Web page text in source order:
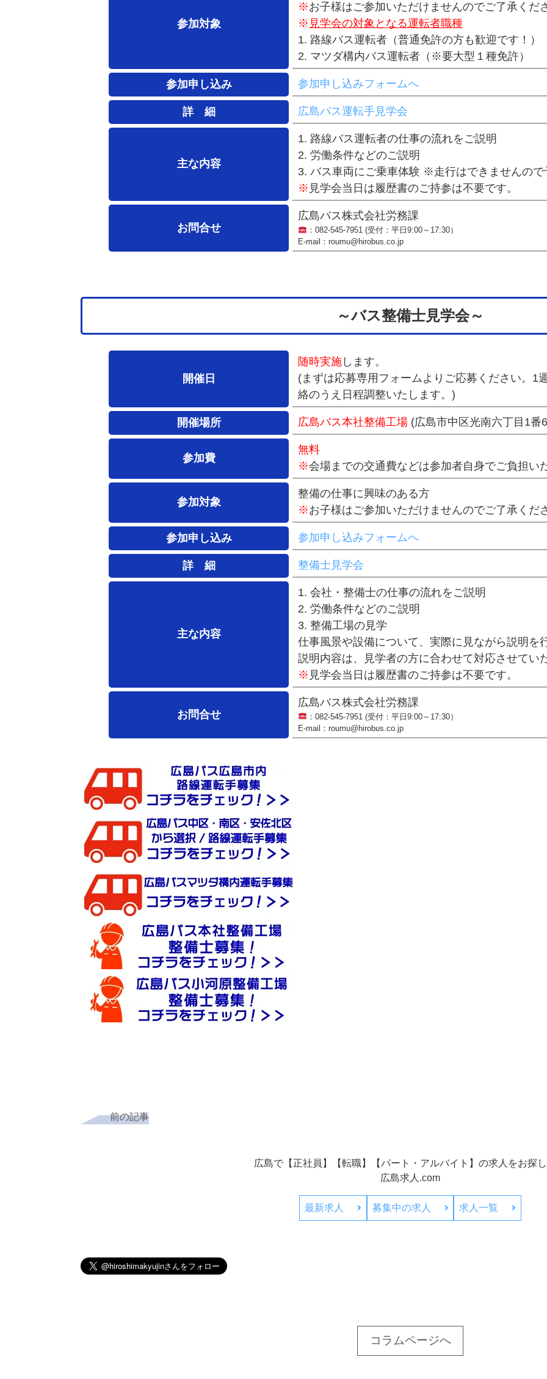
参加対象
※お子様はご参加いただけませんのでご了承くだ
※ 見学会の対象となる運転者職種
1. 路線バス運転者（普通免許の方も歓迎です！）
2. マツダ構内バス運転者（※要大型１種免許）
参加申し込み 参加申し込みフォームへ
詳 細 広島バス運転手見学会
主な内容
1. 路線バス運転者の仕事の流れをご説明
2. 労働条件などのご説明
3. バス車両にご乗車体験 ※走行はできませんので
※ 見学会当日は履歴書のご持参は不要です。
お問合せ
広島バス株式会社労務課
： 082-545-7951(受付：平日9:00～17:30）
E-mail：roumu@hirobus.co.jp
～バス整備士見学会～
開催日
随時実施 します。
(まずは応募専用フォームよりご応募ください。1
絡のうえ日程調整いたします。)
開催場所 広島バス本社整備工場 (広島市中区光南六丁目1番
参加費
無料
※会場までの交通費などは参加者自身でご負担い
参加対象
整備の仕事に興味のある方
※お子様はご参加いただけませんのでご了承くだ
参加申し込み 参加申し込みフォームへ
詳 細 整備士見学会
主な内容
1. 会社・整備士の仕事の流れをご説明
2. 労働条件などのご説明
3. 整備工場の見学
仕事風景や設備について、実際に見ながら説明を
説明内容は、見学者の方に合わせて対応させてい
※ 見学会当日は履歴書のご持参は不要です。
お問合せ
広島バス株式会社労務課
： 082-545-7951 (受付：平日9:00～17:30）
E-mail：roumu@hirobus.co.jp
前の記事
広島で【正社員】【転職】【パート・アルバイト】の求人をお探
広島求人.com
最新求人 募集中の求人 求人一覧
コラムページへ